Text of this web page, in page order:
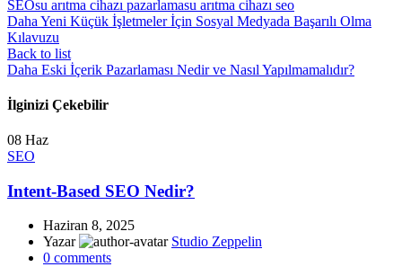
SEOsu arıtma cihazı pazarlamasu arıtma cihazı seo
Daha Yeni Küçük İşletmeler İçin Sosyal Medyada Başarılı Olma
Kılavuzu
Back to list
Daha Eski İçerik Pazarlaması Nedir ve Nasıl Yapılmamalıdır?
İlginizi Çekebilir
08 Haz
SEO
Intent-Based SEO Nedir?
Haziran 8, 2025
Yazar
Studio Zeppelin
0 comments